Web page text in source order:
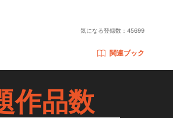
気になる登録数： 45699
関連ブック
作品数